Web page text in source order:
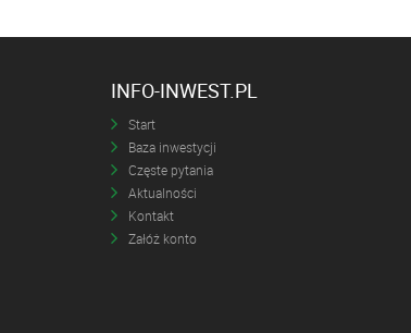
INFO-INWEST.PL
Start
Baza inwestycji
Częste pytania
Aktualności
Kontakt
Załóż konto